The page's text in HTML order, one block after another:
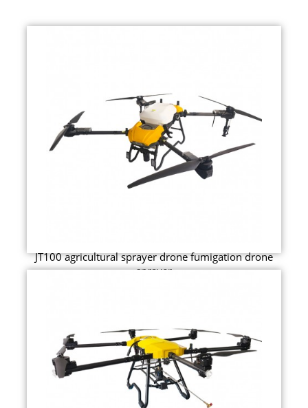
JT100 agricultural sprayer drone fumigation drone
sprayer